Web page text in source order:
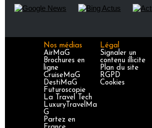
Nos médias
AirMaG
Brochures en
ligne
CruiseMaG
DestiMaG
Futuroscopie
La Travel Tech
LuxuryTravelMa
G
Partez en
Légal
Signaler un
contenu illicite
Plan du site
RGPD
Cookies